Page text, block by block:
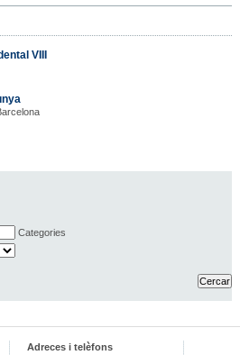
VIII
Categories
Adreces i telèfons